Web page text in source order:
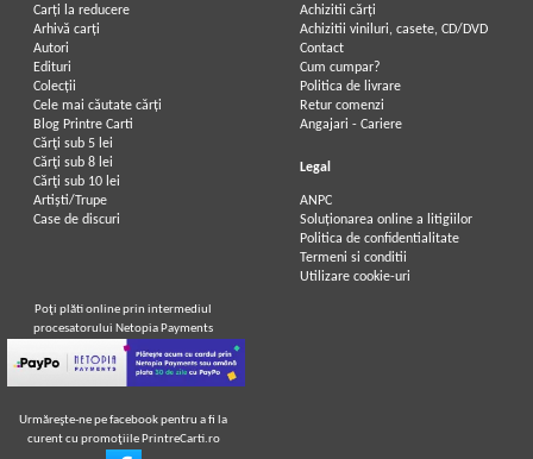
Carți la reducere
Arhivă carți
Autori
Edituri
Colecții
Cele mai căutate cărți
Blog Printre Carti
Cărţi sub 5 lei
Cărţi sub 8 lei
Cărţi sub 10 lei
Artiști/Trupe
Case de discuri
Achizitii cărți
Achizitii viniluri, casete, CD/DVD
Contact
Cum cumpar?
Politica de livrare
Retur comenzi
Angajari - Cariere
Legal
ANPC
Soluționarea online a litigiilor
Politica de confidentialitate
Termeni si conditii
Utilizare cookie-uri
Poţi plăti online prin intermediul
procesatorului Netopia Payments
Urmăreşte-ne pe facebook pentru a fi la
curent cu promoţiile PrintreCarti.ro